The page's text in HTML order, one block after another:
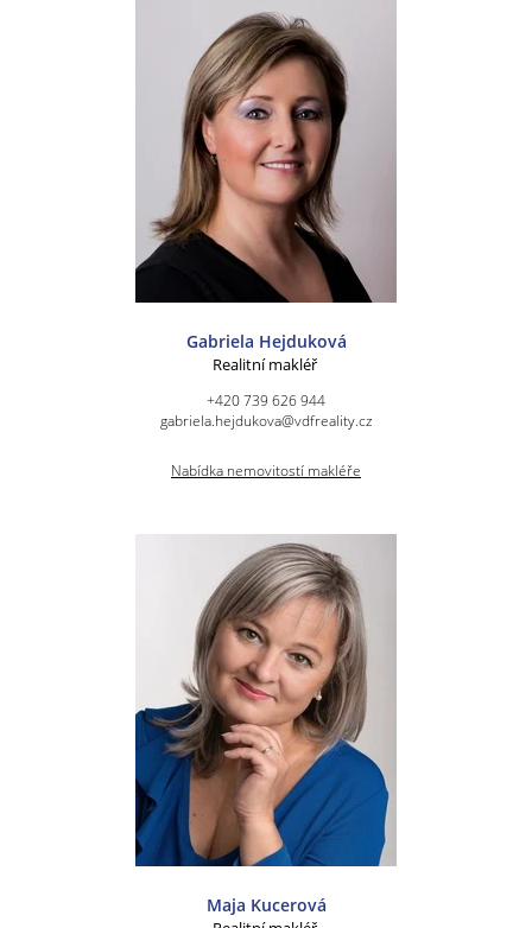
Gabriela Hejduková
Realitní makléř
+420 739 626 944
gabriela.hejdukova@vdfreality.cz
Nabídka nemovitostí makléře
Maja Kucerová